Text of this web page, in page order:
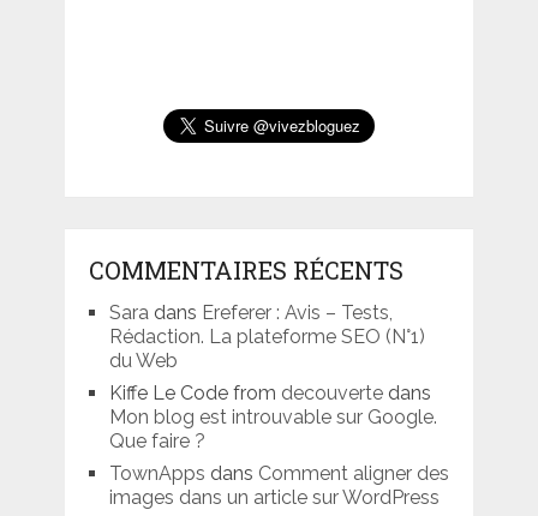
COMMENTAIRES RÉCENTS
Sara dans Ereferer : Avis – Tests,
Rédaction. La plateforme SEO (N°1)
du Web
Kiffe Le Code from decouvertedans
Mon blog est introuvable sur Google.
Que faire ?
TownApps dans Comment aligner des
images dans un article sur WordPress